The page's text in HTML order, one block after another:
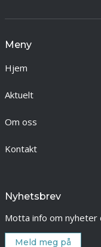
Meny
Hjem
Aktuelt
Om oss
Kontakt
Nyhetsbrev
Motta info om nyheter
Meld meg på